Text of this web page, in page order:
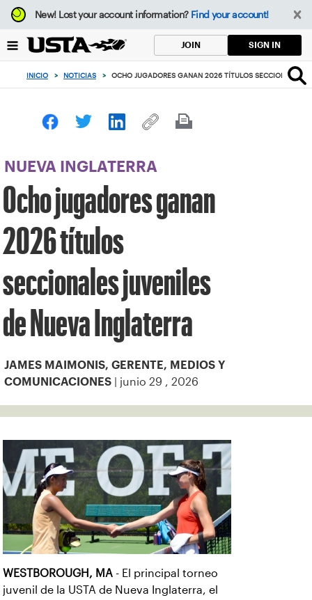
Enfoque
desde
botón
volver
principio
New!Lost your account information? Find your account!
JOIN SIGN IN
INICIO > NOTICIAS > OCHO JUGADORES GANAN 2026 TÍTULOS SECCIONALES
NUEVA INGLATERRA
Ocho jugadores ganan
2026 títulos
seccionales juveniles
de Nueva Inglaterra
JAMES MAIMONIS, GERENTE, MEDIOS Y
COMUNICACIONES | junio 29 , 2026
WESTBOROUGH, MA - El principal torneo
juvenil de la USTA de Nueva Inglaterra, el